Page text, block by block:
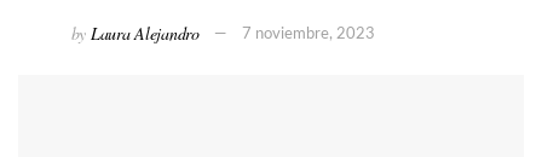
by Laura Alejandro 7 noviembre, 2023